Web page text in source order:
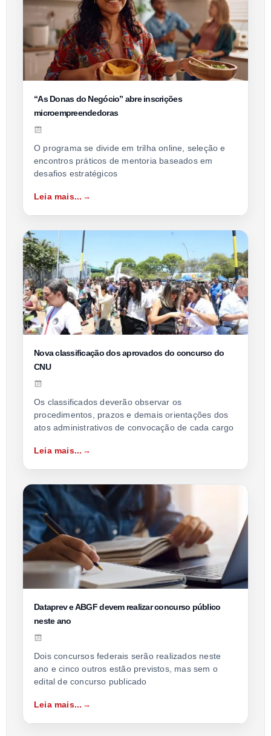
“As Donas do Negócio” abre inscrições
microempreendedoras
O programa se divide em trilha online, seleção e
encontros práticos de mentoria baseados em
desafios estratégicos
Leia mais...
Nova classificação dos aprovados do concurso do
CNU
Os classificados deverão observar os
procedimentos, prazos e demais orientações dos
atos administrativos de convocação de cada cargo
Leia mais...
Dataprev e ABGF devem realizar concurso público
neste ano
Dois concursos federais serão realizados neste
ano e cinco outros estão previstos, mas sem o
edital de concurso publicado
Leia mais...